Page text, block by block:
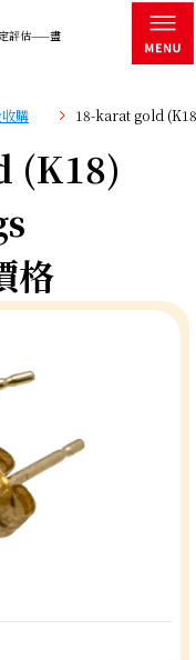
評估——盡
購 18-karat gold
(K18)
格